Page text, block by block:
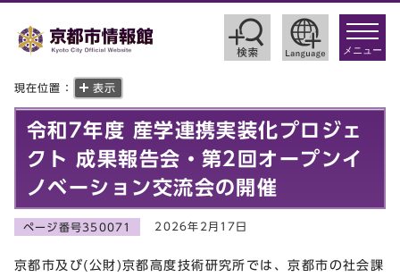
toggle
メニュー
現在位置： 表示
令和7年度 産学連携実装化プロジェ
クト 成果報告会・第2回オープンイ
ノベーション交流会の開催
ページ番号350071 2026年2月17日
京都市及び(公財)京都高度技術研究所では、京都市の社会課